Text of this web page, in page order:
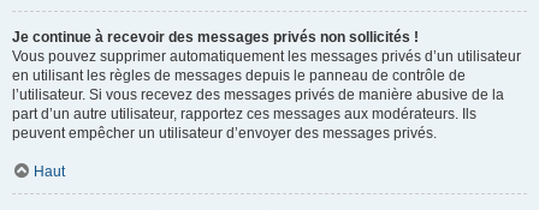
Je continue à recevoir des messages privés non sollicités !
Vous pouvez supprimer automatiquement les messages privés d’un utilisateur
en utilisant les règles de messages depuis le panneau de contrôle de
l’utilisateur. Si vous recevez des messages privés de manière abusive de la
part d’un autre utilisateur, rapportez ces messages aux modérateurs. Ils
peuvent empêcher un utilisateur d’envoyer des messages privés.
Haut